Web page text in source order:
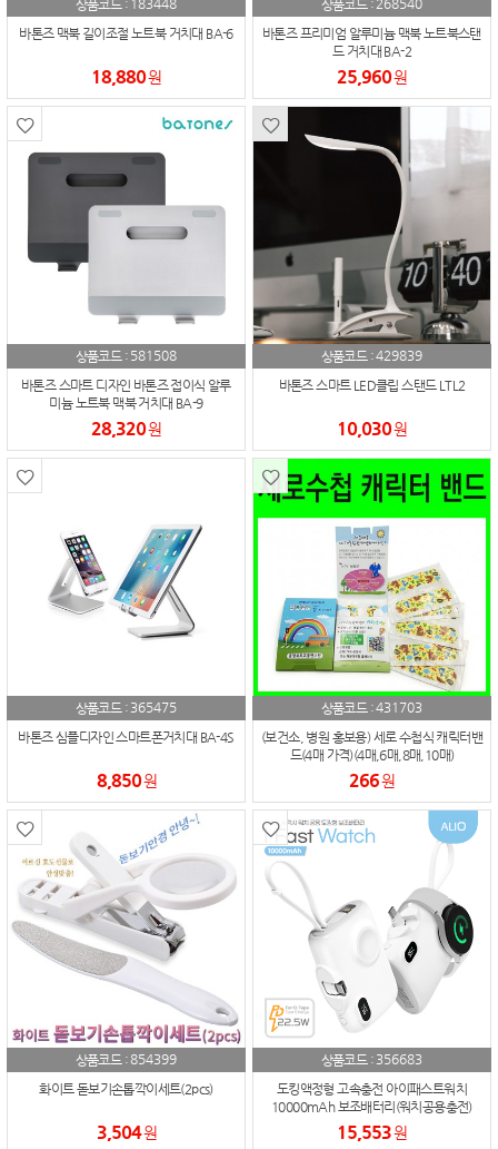
상품코드 : 183448
바톤즈 맥북 길이조절 노트북 거치대 BA-6
18,880원
상품코드 :268540
바톤즈 프리미엄 알루미늄 맥북 노트북스탠
드 거치대 BA-2
25,960원
상품코드 : 581508
바톤즈 스마트 디자인 바톤즈 접이식 알루
미늄 노트북 맥북 거치대 BA-9
28,320원
상품코드 :429839
바톤즈 스마트 LED클립 스탠드 LTL2
10,030원
상품코드 : 365475
바톤즈 심플디자인 스마트폰거치대 BA-4S
8,850원
상품코드 :431703
(보건소, 병원 홍보용) 세로 수첩식 캐릭터밴
드(4매 가격)(4매,6매,8매,10매)
266원
상품코드 :854399
화이트 돋보기손톱깍이세트(2pcs)
3,504원
상품코드 : 356683
도킹액정형 고속충전 아이패스트워치
10000mAh 보조배터리(워치공용충전)
15,553원